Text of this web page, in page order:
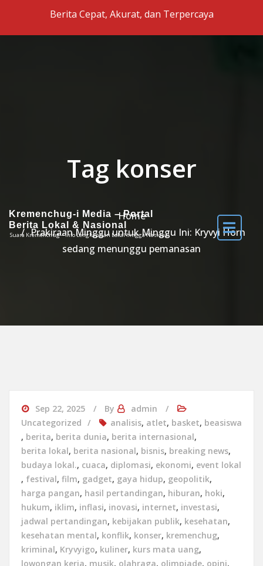
Skip to the contentBerita Cepat, Akurat, dan Terpercaya
Kremenchug-i Media – Portal
Berita Lokal & Nasional
Suara Kremenchug – Info Lengkap dari Lokal hingga Nasional
Tag konser
Home
Prakiraan Minggu untuk Minggu Ini: Kryvyi Horn
sedang menunggu pemanasan
Sep 22, 2025 By
admin
Uncategorized
analisis, atlet, basket, beasiswa
, berita, berita dunia, berita internasional,
berita lokal, berita nasional, bisnis, breaking news,
budaya lokal., cuaca, diplomasi, ekonomi, event lokal
, festival, film, gadget, gaya hidup, geopolitik,
harga pangan, hasil pertandingan, hiburan, hoki,
hukum, iklim, inflasi, inovasi, internet, investasi,
jadwal pertandingan, kebijakan publik, kesehatan,
kesehatan mental, konflik, konser, kremenchug,
kriminal, Kryvyigo, kuliner, kurs mata uang,
lowongan kerja, musik, olahraga, olimpiade, opini,